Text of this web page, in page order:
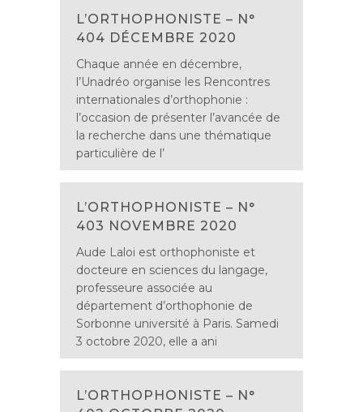
L’ORTHOPHONISTE – N°
404 DÉCEMBRE 2020
Chaque année en décembre,
l’Unadréo organise les Rencontres
internationales d’orthophonie :
l’occasion de présenter l’avancée de
la recherche dans une thématique
particulière de l’
L’ORTHOPHONISTE – N°
403 NOVEMBRE 2020
Aude Laloi est orthophoniste et
docteure en sciences du langage,
professeure associée au
département d’orthophonie de
Sorbonne université à Paris. Samedi
3 octobre 2020, elle a ani
L’ORTHOPHONISTE – N°